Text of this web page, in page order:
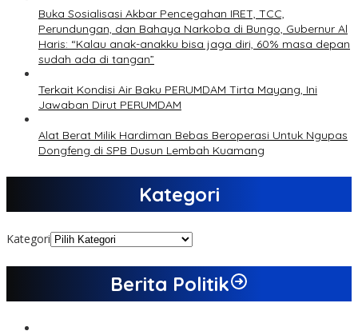
Buka Sosialisasi Akbar Pencegahan IRET, TCC,
Perundungan, dan Bahaya Narkoba di Bungo, Gubernur Al
Haris: “Kalau anak-anakku bisa jaga diri, 60% masa depan
sudah ada di tangan”
Terkait Kondisi Air Baku PERUMDAM Tirta Mayang, Ini
Jawaban Dirut PERUMDAM
Alat Berat Milik Hardiman Bebas Beroperasi Untuk Ngupas
Dongfeng di SPB Dusun Lembah Kuamang
Kategori
Kategori
Berita Politik